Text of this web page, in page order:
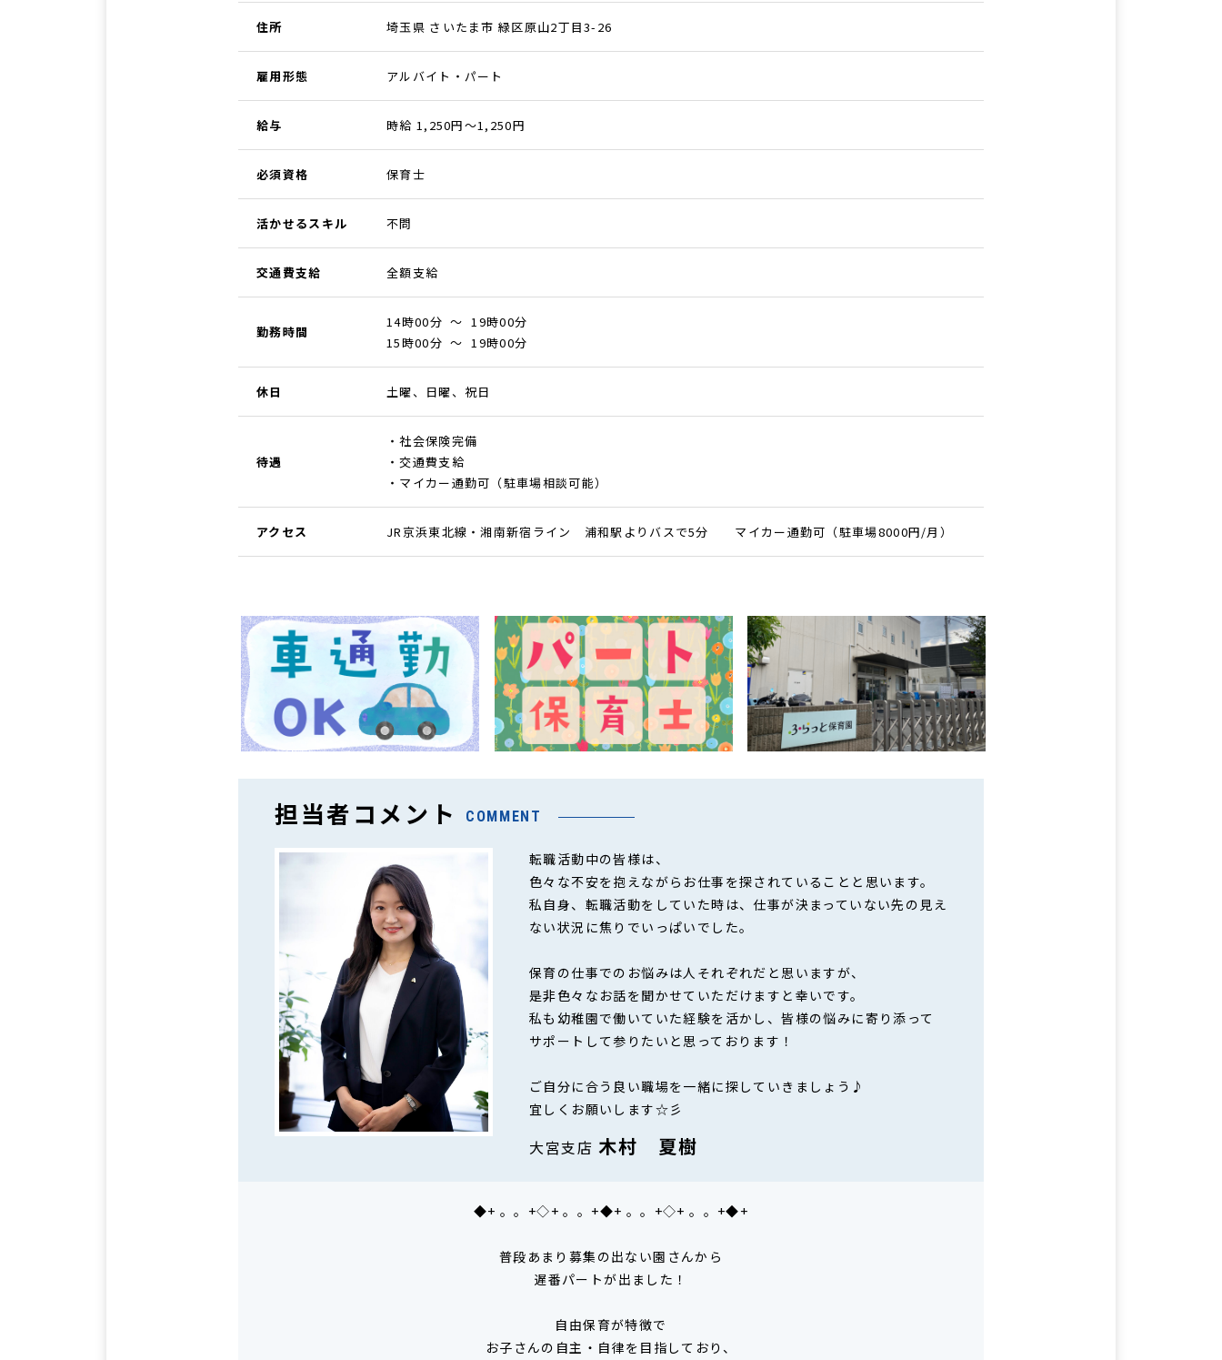
住所 埼玉県 さいたま市 緑区原山2丁目3-26
雇用形態 アルバイト・パート
給与 時給 1,250円～1,250円
必須資格 保育士
活かせるスキル 不問
交通費支給 全額支給
勤務時間
14時00分 ～ 19時00分
15時00分 ～ 19時00分
休日 土曜、日曜、祝日
待遇
・社会保険完備
・交通費支給
・マイカー通勤可（駐車場相談可能）
アクセス JR京浜東北線・湘南新宿ライン 浦和駅よりバスで5分 マイカー通勤可（駐車場8000円/月）
担当者コメント COMMENT
転職活動中の皆様は、
色々な不安を抱えながらお仕事を探されていることと思います。
私自身、転職活動をしていた時は、仕事が決まっていない先の見え
ない状況に焦りでいっぱいでした。
保育の仕事でのお悩みは人それぞれだと思いますが、
是非色々なお話を聞かせていただけますと幸いです。
私も幼稚園で働いていた経験を活かし、皆様の悩みに寄り添って
サポートして参りたいと思っております！
ご自分に合う良い職場を一緒に探していきましょう♪
宜しくお願いします☆彡
大宮支店 木村 夏樹
◆+ 。。+◇+ 。。+◆+ 。。+◇+ 。。+◆+
普段あまり募集の出ない園さんから
遅番パートが出ました！
自由保育が特徴で
お子さんの自主・自律を目指しており、